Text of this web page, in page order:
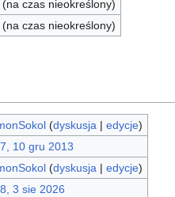
czas nieokreślony)
czas nieokreślony)
(dyskusja| edycje)
10 gru 2013
(dyskusja| edycje)
3 sie 2026